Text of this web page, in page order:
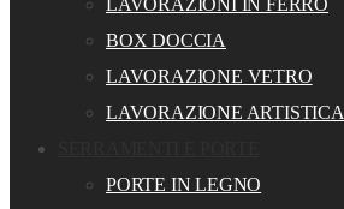
LAVORAZIONI IN FERRO
BOX DOCCIA
LAVORAZIONE VETRO
LAVORAZIONE ARTISTICA
PORTE IN LEGNO